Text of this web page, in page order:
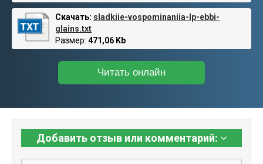
Скачать: sladkiie-vospominaniia-lp-ebbi-
glains.txt
Размер: 471,06 Kb
Читать онлайн
Добавить отзыв или комментарий: